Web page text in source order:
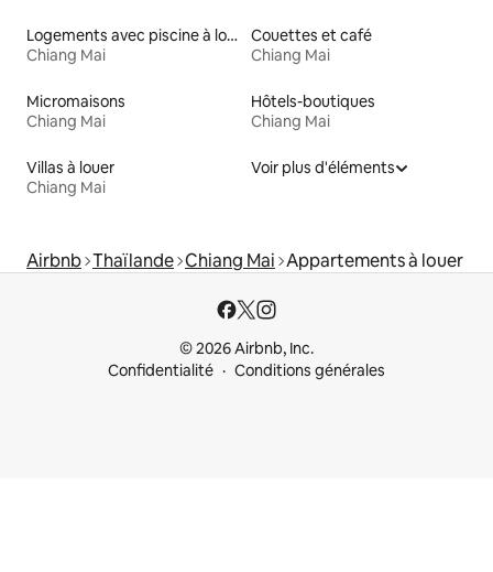
Logements avec piscine à louer
Chiang Mai
Couettes et café
Chiang Mai
Micromaisons
Chiang Mai
Hôtels-boutiques
Chiang Mai
Villas à louer
Chiang Mai
Voir plus d'éléments
Airbnb Thaïlande Chiang Mai Appartements à louer
© 2026 Airbnb, Inc.
Confidentialité
Conditions générales